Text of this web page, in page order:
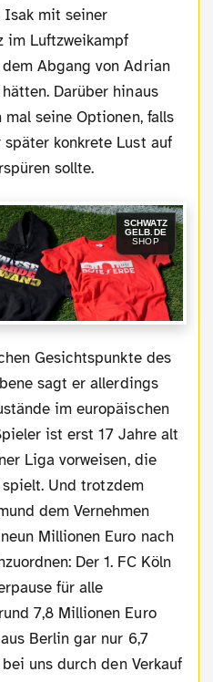
mit seiner
im Luftzweikampf
Abgang von Adrian
Darüber hinaus
seine Optionen, falls
konkrete Lust auf
sollte.
SCHWATZ
GELB.DE
SHOP
sagt er allerdings
im europäischen
ist erst 17 Jahre alt
Liga vorweisen, die
Und trotzdem
dem Vernehmen
Millionen Euro nach
Der 1. FC Köln
für alle
7,8 Millionen Euro
Berlin gar nur 6,7
uns durch den Verkauf